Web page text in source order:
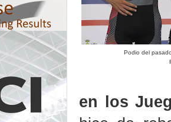
Podio del
en los